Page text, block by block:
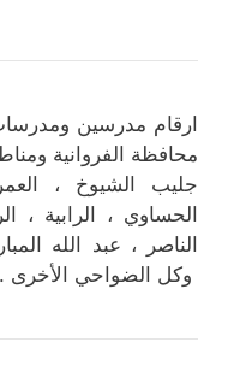
ارقام مدرسين
محافظة الفروانية
جليب الشيوخ ،
الحساوي ، الرابية ،
الناصر ، عبد الله
وكل الضواحي الأخرى .